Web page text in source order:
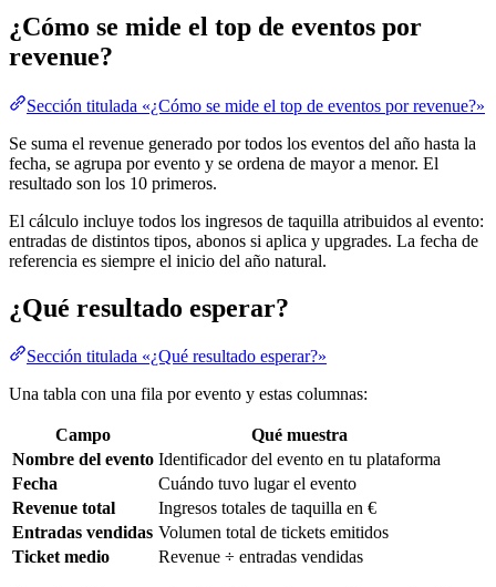
¿Cómo se mide el top de eventos por
revenue?
Sección titulada «¿Cómo se mide el top de eventos por revenue?»
Se suma el revenue generado por todos los eventos del año hasta la
fecha, se agrupa por evento y se ordena de mayor a menor. El
resultado son los 10 primeros.
El cálculo incluye todos los ingresos de taquilla atribuidos al evento:
entradas de distintos tipos, abonos si aplica y upgrades. La fecha de
referencia es siempre el inicio del año natural.
¿Qué resultado esperar?
Sección titulada «¿Qué resultado esperar?»
Una tabla con una fila por evento y estas columnas:
Campo
Qué muestra
Nombre del evento Identificador del evento en tu plataforma
Fecha
Cuándo tuvo lugar el evento
Revenue total
Ingresos totales de taquilla en €
Entradas vendidas Volumen total de tickets emitidos
Ticket medio
Revenue ÷ entradas vendidas